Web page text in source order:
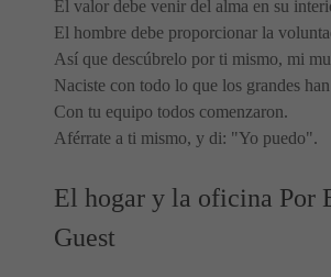
El valor debe venir del alma en su
El hombre debe proporcionar la
Así que descúbrelo por ti mismo, mi
Naciste con todo lo que los grandes
Con tu equipo todos comenzaron.
Aférrate a ti mismo, y di: "Yo puedo".
El hogar y la oficina Por
Guest